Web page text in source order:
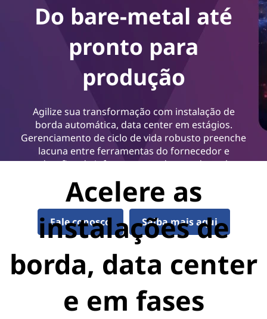
Do bare-metal até
pronto para
produção
Agilize sua transformação com instalação de
borda automática, data center em estágios.
Gerenciamento de ciclo de vida robusto preenche
lacuna entre ferramentas do fornecedor e
desafios de infraestrutura do mundo real
eficientes mais rápido.
Fale conosco Saiba mais aqui
Acelere as
instalações de
borda, data center
e em fases